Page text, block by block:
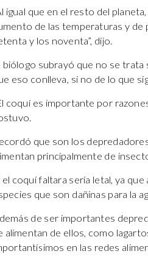
igual que en el resto del
de las temperaturas y de
y los noventa”, dijo.
biólogo subrayó que no se
eso conlleva, si no de lo que
coquí es importante por
que son los
principalmente de
el coquí faltara sería letal, ya
que son dañinas para la
de ser importantes
alimentan de ellos, como
en las redes